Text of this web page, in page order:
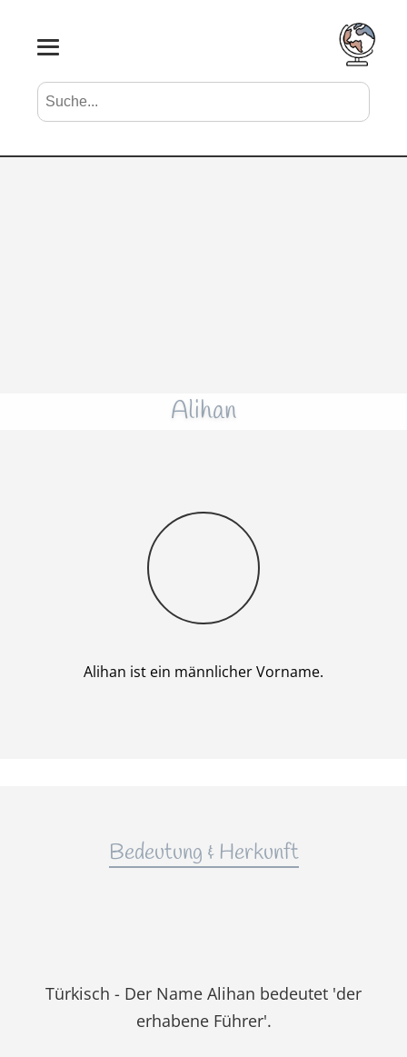
Suche nach Vornamen Search
Alihan
Junge
Alihan ist ein männlicher Vorname.
Bedeutung & Herkunft
Türkisch - Der Name Alihan bedeutet 'der
erhabene Führer'.